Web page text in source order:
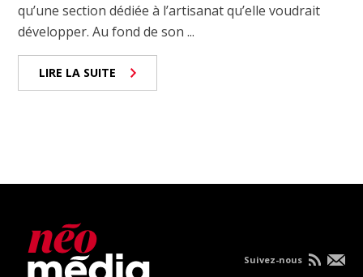
qu’une section dédiée à l’artisanat qu’elle voudrait
développer. Au fond de son ...
LIRE LA SUITE
Suivez-nous